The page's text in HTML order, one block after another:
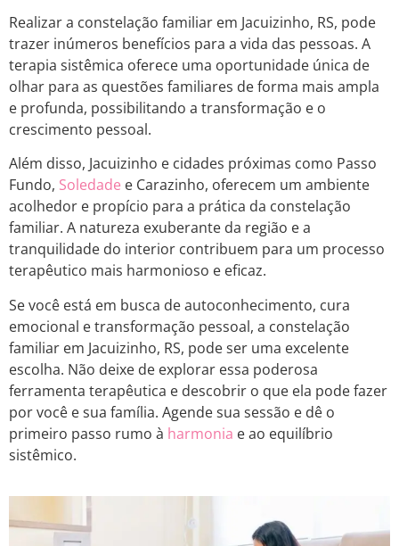
Realizar a constelação familiar em Jacuizinho, RS, pode
trazer inúmeros benefícios para a vida das pessoas. A
terapia sistêmica oferece uma oportunidade única de
olhar para as questões familiares de forma mais ampla
e profunda, possibilitando a transformação e o
crescimento pessoal.
Além disso, Jacuizinho e cidades próximas como Passo
Fundo, Soledade e Carazinho, oferecem um ambiente
acolhedor e propício para a prática da constelação
familiar. A natureza exuberante da região e a
tranquilidade do interior contribuem para um processo
terapêutico mais harmonioso e eficaz.
Se você está em busca de autoconhecimento, cura
emocional e transformação pessoal, a constelação
familiar em Jacuizinho, RS, pode ser uma excelente
escolha. Não deixe de explorar essa poderosa
ferramenta terapêutica e descobrir o que ela pode fazer
por você e sua família. Agende sua sessão e dê o
primeiro passo rumo à harmonia e ao equilíbrio
sistêmico.